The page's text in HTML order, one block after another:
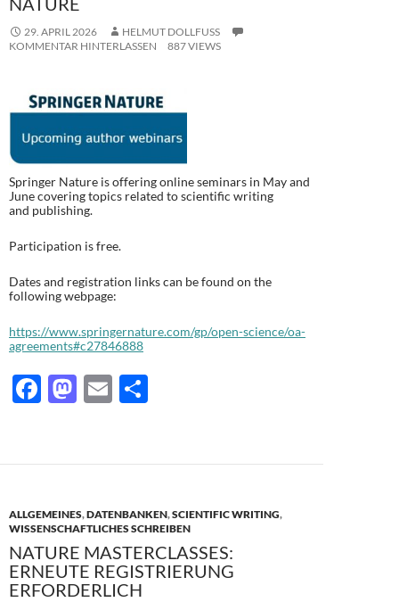
29. APRIL 2026
HELMUT DOLLFUSS
KOMMENTAR HINTERLASSEN
887 VIEWS
Springer Nature is offering online seminars in May and
June covering topics related to scientific writing
and publishing.
Participation is free.
Dates and registration links can be found on the
following webpage:
https://www.springernature.com/gp/open-science/oa-
agreements#c27846888
F
b
o
o
k
M
d
o
n
E
n
ALLGEMEINES,DATENBANKEN,SCIENTIFIC WRITING,
WISSENSCHAFTLICHES SCHREIBEN
NATURE MASTERCLASSES:
ERNEUTE REGISTRIERUNG
ERFORDERLICH